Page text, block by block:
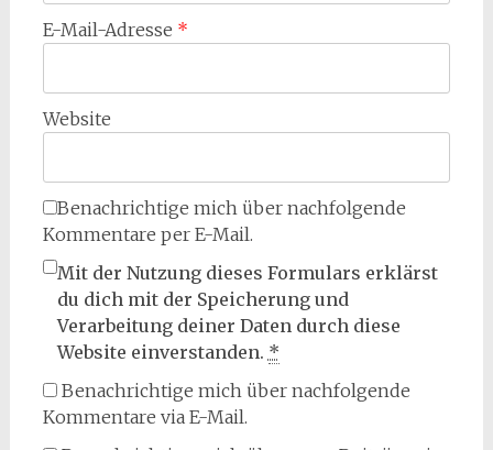
E-Mail-Adresse *
Website
Benachrichtige mich über nachfolgende
Kommentare per E-Mail.
Mit der Nutzung dieses Formulars erklärst
du dich mit der Speicherung und
Verarbeitung deiner Daten durch diese
Website einverstanden. *
Benachrichtige mich über nachfolgende
Kommentare via E-Mail.